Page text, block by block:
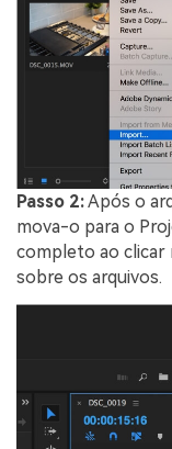
Passo 2:Após o
mova-o para o
completo ao clicar
sobre os arquivos.